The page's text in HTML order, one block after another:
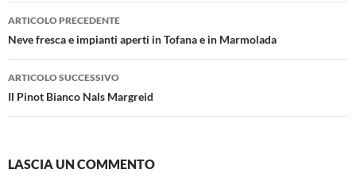
Navigazione
articolo
ARTICOLO PRECEDENTE
Neve fresca e impianti aperti in Tofana e in Marmolada
ARTICOLO SUCCESSIVO
Il Pinot Bianco Nals Margreid
LASCIA UN COMMENTO